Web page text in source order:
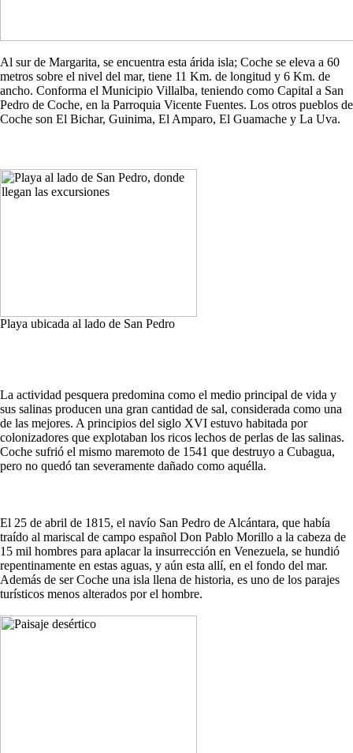
Al sur de Margarita, se encuentra esta árida isla; Coche se eleva a 60
metros sobre el nivel del mar, tiene 11 Km. de longitud y 6 Km. de
ancho. Conforma el Municipio Villalba, teniendo como Capital a San
Pedro de Coche, en la Parroquia Vicente Fuentes. Los otros pueblos de
Coche son El Bichar, Guinima, El Amparo, El Guamache y La Uva.
Playa ubicada al lado de San Pedro
La actividad pesquera predomina como el medio principal de vida y
sus salinas producen una gran cantidad de sal, considerada como una
de las mejores. A principios del siglo XVI estuvo habitada por
colonizadores que explotaban los ricos lechos de perlas de las salinas.
Coche sufrió el mismo maremoto de 1541 que destruyo a Cubagua,
pero no quedó tan severamente dañado como aquélla.
El 25 de abril de 1815, el navío San Pedro de Alcántara, que había
traído al mariscal de campo español Don Pablo Morillo a la cabeza de
15 mil hombres para aplacar la insurrección en Venezuela, se hundió
repentinamente en estas aguas, y aún esta allí, en el fondo del mar.
Además de ser Coche una isla llena de historia, es uno de los parajes
turísticos menos alterados por el hombre.